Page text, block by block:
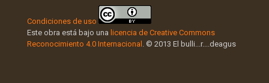
Condiciones de uso
Este obra está bajo una licencia de Creative Commons
Reconocimiento 4.0 Internacional
. © 2013 El bulli...r....deagus